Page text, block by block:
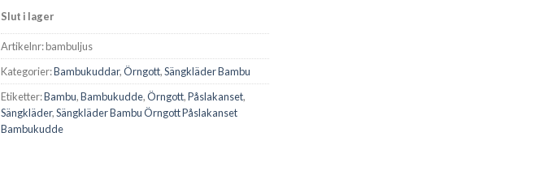
Slut i lager
Artikelnr:bambuljus
Kategorier:Bambukuddar,Örngott,Sängkläder Bambu
Etiketter:Bambu,Bambukudde,Örngott,Påslakanset,
Sängkläder,Sängkläder Bambu Örngott Påslakanset
Bambukudde